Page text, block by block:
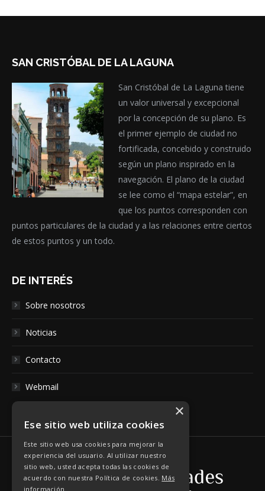
SAN CRISTÓBAL DE LA LAGUNA
San Cristóbal de La Laguna tiene
un valor universal y excepcional
por la concepción de su plano. Es
el primer ejemplo de ciudad no
fortificada, concebido y construido
según un plano inspirado en la
navegación. El plano de la ciudad
se lee como el “mapa estelar”, en
que los puntos corresponden con
puntos particulares de la ciudad y a las relaciones entre ciertos
de estos puntos y un todo.
DE INTERÉS
Sobre nosotros
Noticias
Contacto
Webmail
×
Ese sitio web utiliza cookies
Este sitio web usa cookies para mejorar la
experiencia del usuario. Al utilizar nuestro
sitio web, usted acepta todas las cookies de
acuerdo con nuestra Política de cookies. Más
información